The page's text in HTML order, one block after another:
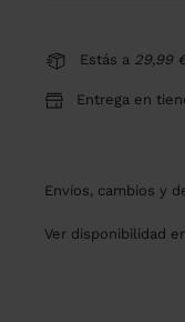
Estás a 29,99
Entrega en
envíos, cambios y
ver disponibilidad